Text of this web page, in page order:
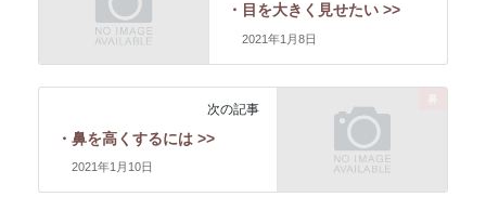
・目を大きく見せたい >>
2021年1月8日
次の記事
・鼻を高くするには >>
2021年1月10日